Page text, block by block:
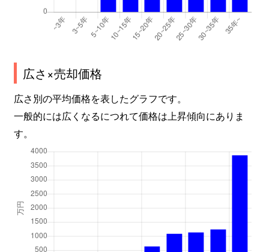
広さ×売却価格
広さ別の平均価格を表したグラフです。
一般的には広くなるにつれて価格は上昇傾向にありま
す。